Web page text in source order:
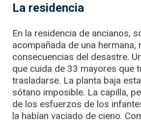
La residencia
En la residencia de ancianos,
acompañada de una
consecuencias del desastre.
que cuida de 33 mayores que
trasladarse. La planta baja
sótano imposible. La capilla,
de los esfuerzos de los
la habían vaciado de cieno.